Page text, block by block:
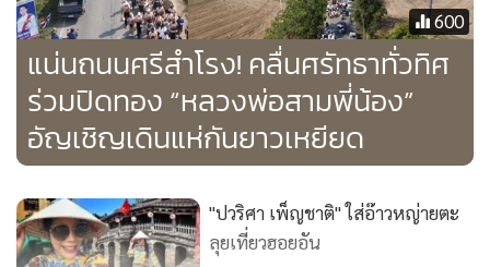
600
แน่นถนนศรีสำโรง! คลื่นศรัทธาทั่วทิศ
ร่วมปิดทอง “หลวงพ่อสามพี่น้อง”
อัญเชิญเดินแห่กันยาวเหยียด
"ปวริศา เพ็ญชาติ" ใส่อ๊าวหญ่ายตะ
ลุยเที่ยวฮอยอัน